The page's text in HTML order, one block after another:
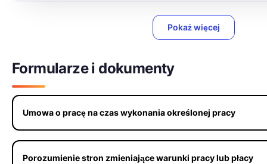
Pokaż więcej
Formularze i dokumenty
Umowa o pracę na czas wykonania określonej pracy
Porozumienie stron zmieniające warunki pracy lub płacy